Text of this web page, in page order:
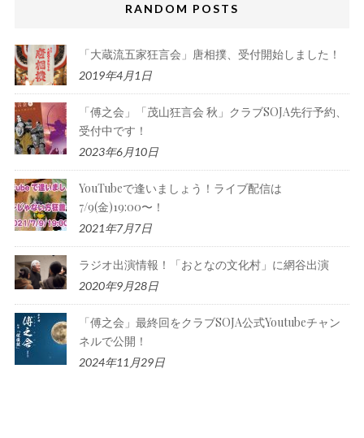
RANDOM POSTS
「大蔵流五家狂言会」唐相撲、受付開始しました！
2019年4月1日
「傅之会」「茂山狂言会 秋」クラブSOJA先行予約、
受付中です！
2023年6月10日
YouTubeで逢いましょう！ライブ配信は
7/9(金)19:00〜！
2021年7月7日
ラジオ出演情報！「おとなの文化村」に網谷出演
2020年9月28日
「傅之会」最終回をクラブSOJA公式Youtubeチャン
ネルで公開！
2024年11月29日